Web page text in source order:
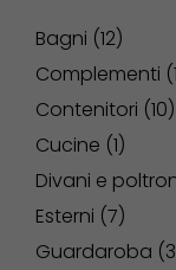
Bagni 12
Complementi
Contenitori 10
Cucine 1
Divani e
Esterni 7
Guardaroba 3